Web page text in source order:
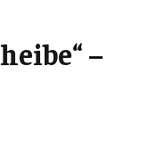
–